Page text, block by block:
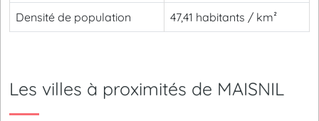
Densité de population 47,41 habitants / km²
Les villes à proximités de MAISNIL